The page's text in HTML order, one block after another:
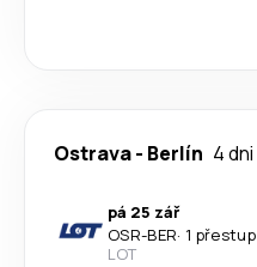
Ostrava- Berlín 4 dni
pá 25 zář
OSR-BER· 1 přestup
LOT